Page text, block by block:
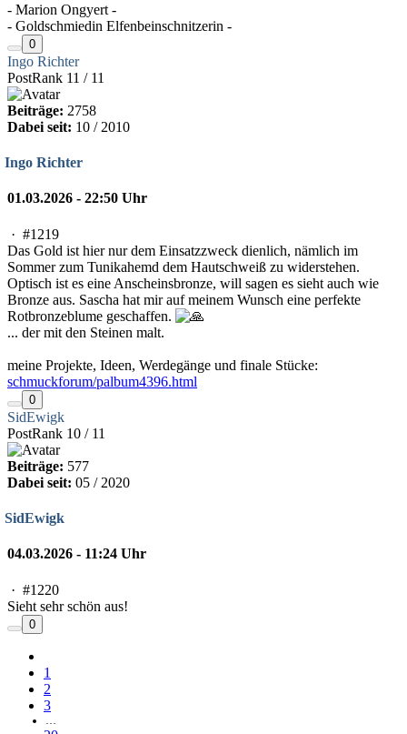
- Marion Ongyert -
- Goldschmiedin Elfenbeinschnitzerin -
0
Ingo Richter
PostRank 11 / 11
Beiträge: 2758
Dabei seit: 10 / 2010
Ingo Richter
01.03.2026 - 22:50 Uhr
· #1219
Das Gold ist hier nur dem Einsatzzweck dienlich, nämlich im
Sommer zum Tunikahemd dem Hautschweiß zu widerstehen.
Optisch ist es eine Anscheinsbronze, will sagen es sieht auch wie
Bronze aus. Sascha hat mir auf meinem Wunsch eine perfekte
Rotbronzeblume geschaffen.
... der mit den Steinen malt.
meine Projekte, Ideen, Werdegänge und finale Stücke:
schmuckforum/palbum4396.html
0
SidEwigk
PostRank 10 / 11
Beiträge: 577
Dabei seit: 05 / 2020
SidEwigk
04.03.2026 - 11:24 Uhr
· #1220
Sieht sehr schön aus!
0
1
2
3